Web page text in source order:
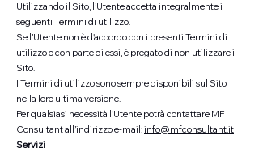
Utilizzando il Sito, l’Utente accetta integralmente i
seguenti Termini di utilizzo.
Se l’Utente non è d'accordo con i presenti Termini di
utilizzo o con parte di essi, è pregato di non utilizzare il
Sito.
I Termini di utilizzo sono sempre disponibili sul Sito
nella loro ultima versione.
Per qualsiasi necessità l’Utente potrà contattare MF
Consultant all’indirizzo e-mail:info@mfconsultant.it
Servizi